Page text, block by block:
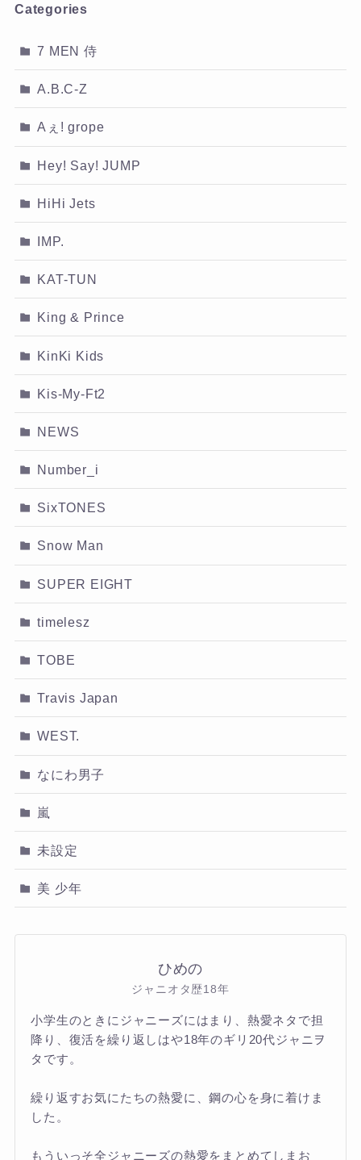
Categories
7 MEN 侍
A.B.C-Z
Aぇ! grope
Hey! Say! JUMP
HiHi Jets
IMP.
KAT-TUN
King & Prince
KinKi Kids
Kis-My-Ft2
NEWS
Number_i
SixTONES
Snow Man
SUPER EIGHT
timelesz
TOBE
Travis Japan
WEST.
なにわ男子
嵐
未設定
美 少年
ひめの
ジャニオタ歴18年
小学生のときにジャニーズにはまり、熱愛ネタで担
降り、復活を繰り返しはや18年のギリ20代ジャニヲ
タです。
繰り返すお気にたちの熱愛に、鋼の心を身に着けま
した。
もういっそ全ジャニーズの熱愛をまとめてしまお